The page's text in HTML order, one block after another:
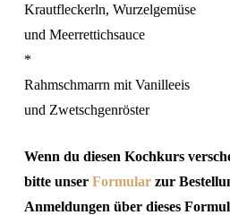
Krautfleckerln, Wurzelgemüse
und Meerrettichsauce
*
Rahmschmarrn mit Vanilleeis
und Zwetschgenröster
Wenn du diesen Kochkurs
bitte unser Formularzur
Anmeldungen über dieses